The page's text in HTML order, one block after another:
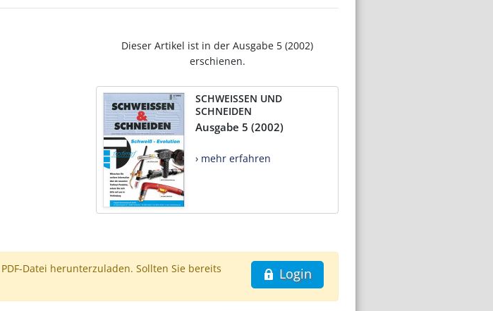
Dieser Artikel ist in der Ausgabe 5 (2002)
erschienen.
SCHWEISSEN UND
SCHNEIDEN
Ausgabe 5 (2002)
› mehr erfahren
Login
Datei herunterzuladen. Sollten Sie bereits